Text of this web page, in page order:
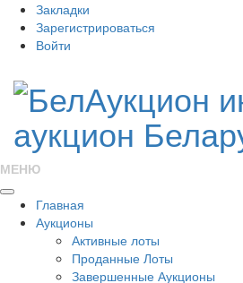
Закладки
Зарегистрироваться
Войти
МЕНЮ
Главная
Аукционы
Активные лоты
Проданные Лоты
Завершенные Аукционы